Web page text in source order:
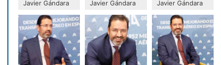
Javier Gándara Javier Gándara Javier Gándara